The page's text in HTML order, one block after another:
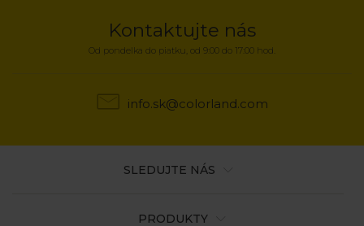
Kontaktujte nás
Od pondelka do piatku, od 9:00 do 17:00 hod.
info.sk@colorland.com
PRODUKTY
SLEDUJTE NÁS